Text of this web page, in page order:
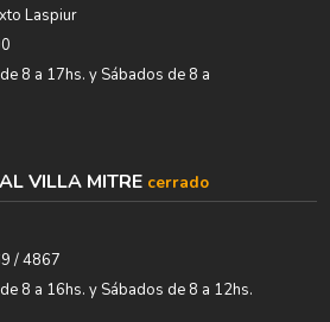
Laspiur
8 a 17hs. y Sábados de 8 a
VILLA MITRE cerrado
/ 4867
8 a 16hs. y Sábados de 8 a 12hs.